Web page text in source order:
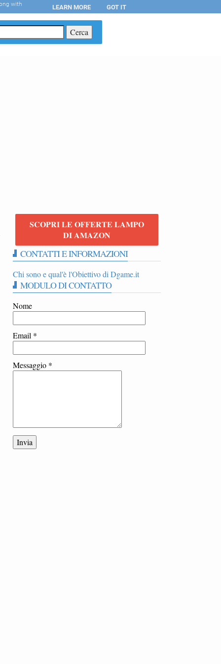
SCOPRI LE OFFERTE LAMPO
DI AMAZON
CONTATTI E INFORMAZIONI
Chi sono e qual'è l'Obiettivo di Dgame.it
MODULO DI CONTATTO
Nome
Email *
Messaggio *
with LEARN MORE GOT IT